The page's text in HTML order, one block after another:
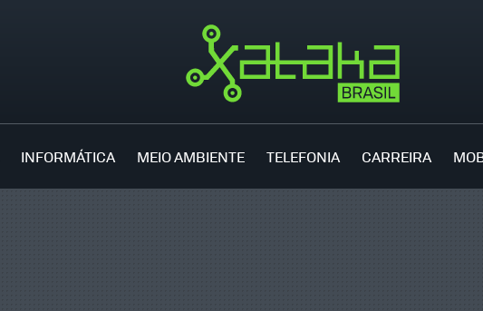
INFORMÁTICA MEIO AMBIENTE TELEFONIA CARREIRA